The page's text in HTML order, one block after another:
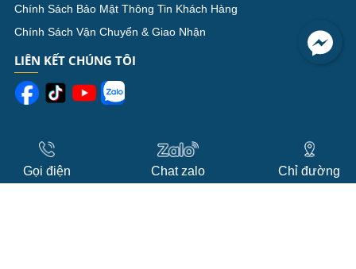
Chính Sách Bảo Mật Thông Tin Khách Hàng
Chính Sách Vận Chuyển & Giao Nhận
LIÊN KẾT CHÚNG TÔI
Gọi điện Chat zalo Chỉ đường